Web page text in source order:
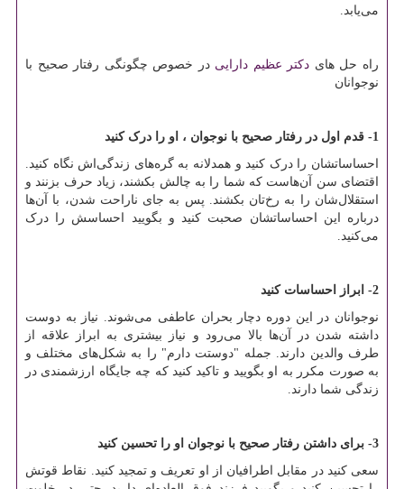
می‌یابد.
راه حل های دکتر عظیم دارایی در خصوص چگونگی رفتار صحیح با
نوجوانان
1- قدم اول در رفتار صحیح با نوجوان ، او را درک کنید
احساساتشان را درک کنید و همدلانه به گره‌های زندگی‌اش نگاه کنید.
اقتضای سن آن‌هاست که شما را به چالش بکشند، زیاد حرف بزنند و
استقلال‌شان را به رخ‌تان بکشند. پس به جای ناراحت شدن، با آن‌ها
درباره این احساساتشان صحبت کنید و بگویید احساسش را درک
می‌کنید.
2- ابراز احساسات کنید
نوجوانان در این دوره دچار بحران عاطفی می‌شوند. نیاز به دوست
داشته شدن در آن‌ها بالا می‌رود و نیاز بیشتری به ابراز علاقه از
طرف والدین دارند. جمله "دوستت دارم" را به شکل‌های مختلف و
به صورت مکرر به او بگویید و تاکید کنید که چه جایگاه ارزشمندی در
زندگی شما دارند.
3- برای داشتن رفتار صحیح با نوجوان او را تحسین کنید
سعی کنید در مقابل اطرافیان از او تعریف و تمجید کنید. نقاط قوتش